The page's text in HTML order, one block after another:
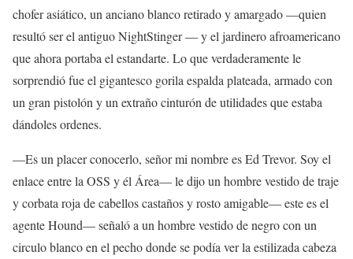
chofer asiático, un anciano blanco retirado y amargado —quien
resultó ser el antiguo NightStinger — y el jardinero afroamericano
que ahora portaba el estandarte. Lo que verdaderamente le
sorprendió fue el gigantesco gorila espalda plateada, armado con
un gran pistolón y un extraño cinturón de utilidades que estaba
dándoles ordenes.
—Es un placer conocerlo, señor mi nombre es Ed Trevor. Soy el
enlace entre la OSS y él Área— le dijo un hombre vestido de traje
y corbata roja de cabellos castaños y rosto amigable— este es el
agente Hound— señaló a un hombre vestido de negro con un
circulo blanco en el pecho donde se podía ver la estilizada cabeza